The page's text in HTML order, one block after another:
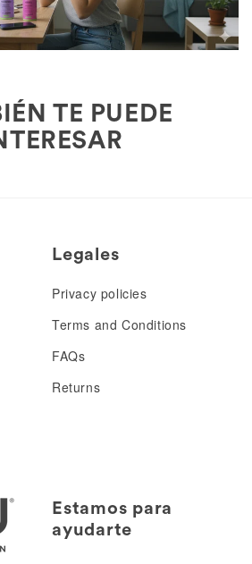
TE PUEDE
Legales
Privacy policies
Terms and Conditions
FAQs
Returns
Estamos para
ayudarte